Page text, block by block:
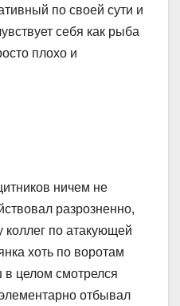
по своей сути и
себя как рыба
плохо и
ничем не
разрозненно,
коллег по атакующей
хоть по воротам
целом смотрелся
отбывал